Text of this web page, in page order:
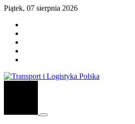
Piątek, 07 sierpnia 2026